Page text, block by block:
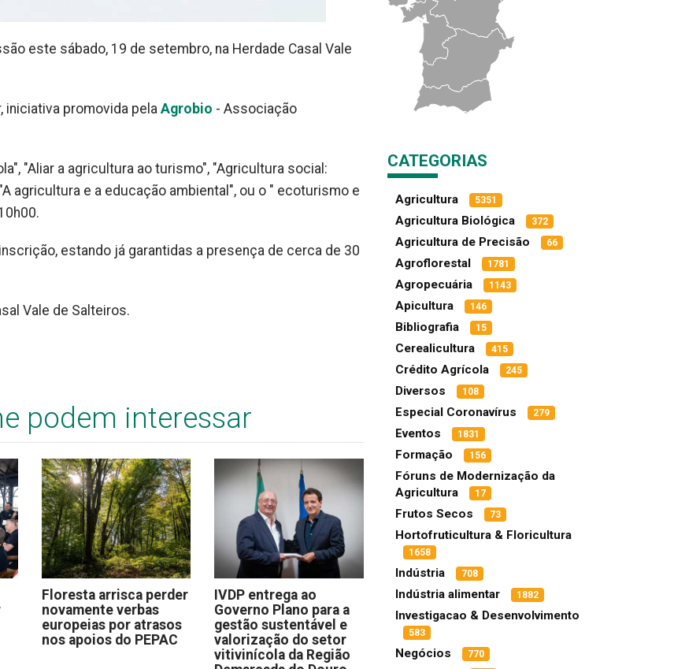
este sábado, 19 de setembro, na Herdade Casal Vale
iniciativa promovida pela Agrobio - Associação
"Aliar a agricultura ao turismo", "Agricultura social:
agricultura e a educação ambiental", ou o " ecoturismo e
estando já garantidas a presença de cerca de 30
Vale de Salteiros.
podem interessar
Floresta arrisca perder
novamente verbas
europeias por atrasos
nos apoios do PEPAC
IVDP entrega ao
Governo Plano para a
gestão sustentável e
valorização do setor
vitivinícola da Região
CATEGORIAS
Agricultura 5351
Agricultura Biológica 372
Agricultura de Precisão 66
Agroflorestal 1781
Agropecuária 1143
Apicultura 146
Bibliografia 15
Cerealicultura 415
Crédito Agrícola 245
Diversos 108
Especial Coronavírus 279
Eventos 1831
Formação 156
Fóruns de Modernização da
Agricultura
17
Frutos Secos 73
Hortofruticultura & Floricultura
1658
Indústria 708
Indústria alimentar 1882
Investigacao & Desenvolvimento
583
Negócios 770